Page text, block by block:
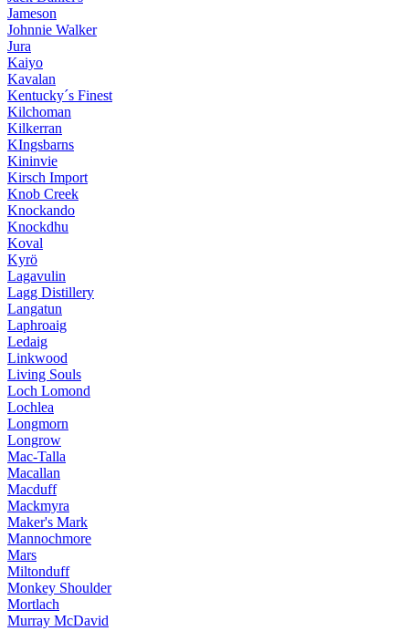
Jameson
Johnnie Walker
Jura
Kaiyo
Kavalan
Kentucky´s Finest
Kilchoman
Kilkerran
KIngsbarns
Kininvie
Kirsch Import
Knob Creek
Knockando
Knockdhu
Koval
Kyrö
Lagavulin
Lagg Distillery
Langatun
Laphroaig
Ledaig
Linkwood
Living Souls
Loch Lomond
Lochlea
Longmorn
Longrow
Mac-Talla
Macallan
Macduff
Mackmyra
Maker's Mark
Mannochmore
Mars
Miltonduff
Monkey Shoulder
Mortlach
Murray McDavid